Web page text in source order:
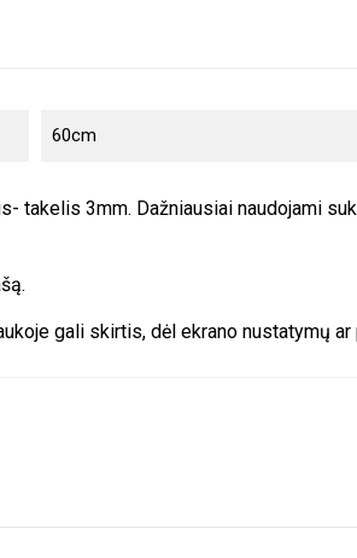
60cm
takelis 3mm. Dažniausiai naudojami
gali skirtis, dėl ekrano nustatymų